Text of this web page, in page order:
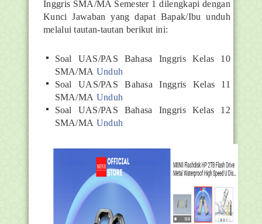
Inggris SMA/MA Semester 1 dilengkapi dengan
Kunci Jawaban yang dapat Bapak/Ibu unduh
melalui tautan-tautan berikut ini:
Soal UAS/PAS Bahasa Inggris Kelas 10
SMA/MA Unduh
Soal UAS/PAS Bahasa Inggris Kelas 11
SMA/MA Unduh
Soal UAS/PAS Bahasa Inggris Kelas 12
SMA/MA Unduh